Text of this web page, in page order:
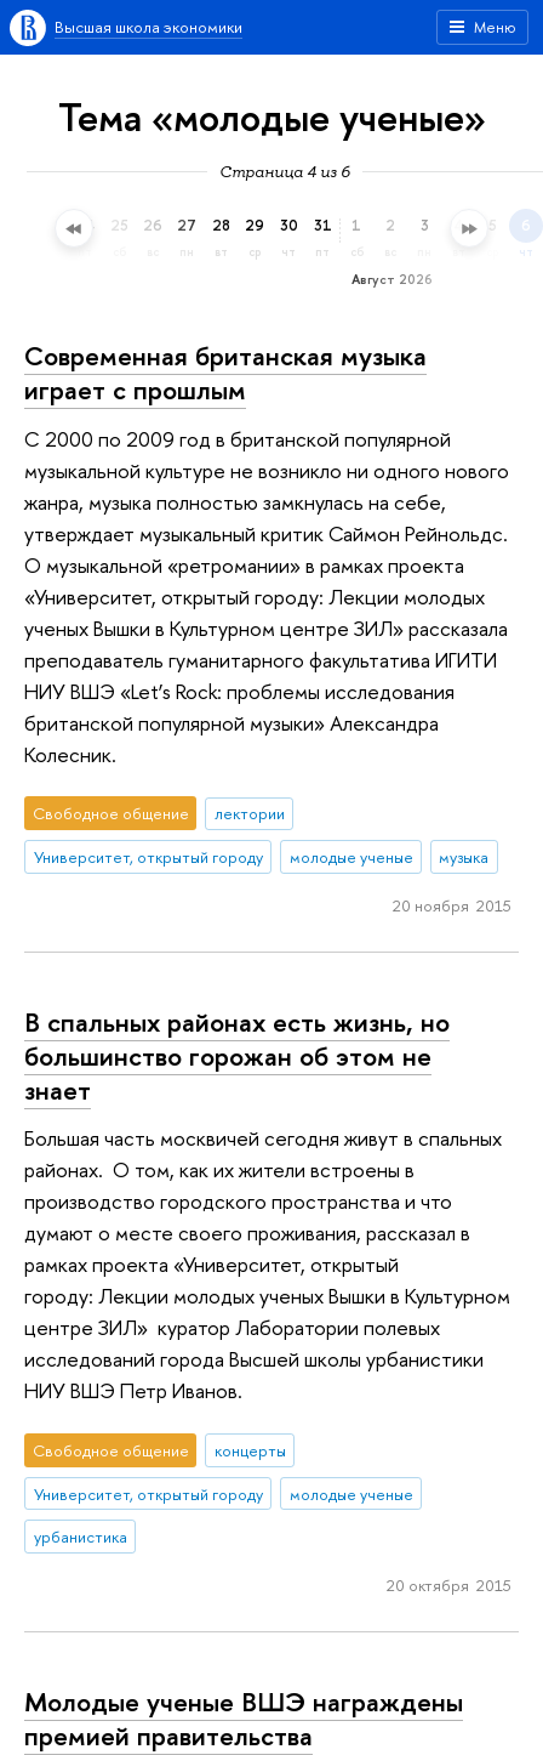
Меню
Высшая школа экономики
Тема «молодые ученые»
Страница 4 из 6
24 25 26 27
пн
28
вт
29
ср
30
чт
31
пт
Август 2026
1
сб
2 3 4 5 6
чт
Современная британская музыка
играет с прошлым
С 2000 по 2009 год в британской популярной
музыкальной культуре не возникло ни одного нового
жанра, музыка полностью замкнулась на себе,
утверждает музыкальный критик Саймон Рейнольдс.
О музыкальной «ретромании» в рамках проекта
«Университет, открытый городу: Лекции молодых
ученых Вышки в Культурном центре ЗИЛ» рассказала
преподаватель гуманитарного факультатива ИГИТИ
НИУ ВШЭ «Let’s Rock: проблемы исследования
британской популярной музыки» Александра
Колесник.
Свободное общение
лектории
Университет, открытый городу
молодые ученые музыка
20 ноября 2015
В спальных районах есть жизнь, но
большинство горожан об этом не
знает
Большая часть москвичей сегодня живут в спальных
районах. О том, как их жители встроены в
производство городского пространства и что
думают о месте своего проживания, рассказал в
рамках проекта «Университет, открытый
городу: Лекции молодых ученых Вышки в Культурном
центре ЗИЛ» куратор Лаборатории полевых
исследований города Высшей школы урбанистики
НИУ ВШЭ Петр Иванов.
Свободное общение
концерты
Университет, открытый городу
молодые ученые
урбанистика
20 октября 2015
Молодые ученые ВШЭ награждены
премией правительства